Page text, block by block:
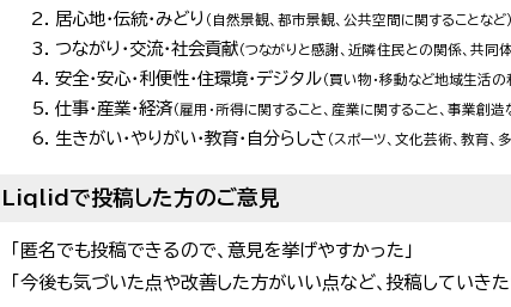
居心地・伝統・みどり （自然景観、都市景観、公共空間に関することなど）
つながり・交流・社会貢献（つながりと感謝、近隣住民との関係、共同
安全・安心・利便性・住環境・デジタル（買い物・移動など地域生活の
仕事・産業・経済（雇用・所得に関すること、産業に関すること、事業創造
生きがい・やりがい・教育・自分らしさ （スポーツ、文化芸術、教育、
Liqlidで投稿した方のご意見
「匿名でも投稿できるので、意見を挙げやすかった」
「今後も気づいた点や改善した方がいい点など、投稿していきた